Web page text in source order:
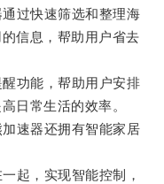
过快速筛选和整理海
信息，帮助用户省去
功能，帮助用户安排
日常生活的效率。
速器还拥有智能家居
起，实现智能控制，